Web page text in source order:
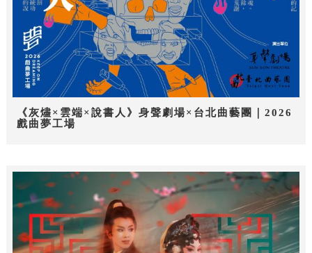
《灰燼×雲端×說書人》身聲劇場×台北曲藝團｜2026
戲曲夢工場